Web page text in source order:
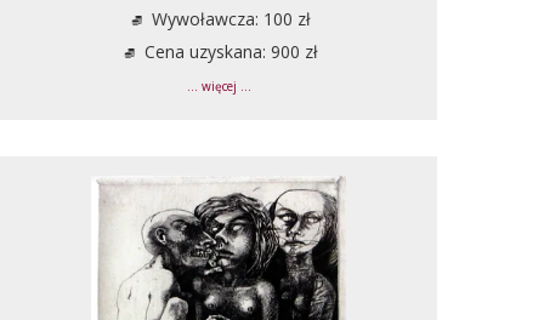
Wywoławcza: 100 zł
Cena uzyskana: 900 zł
... więcej ...